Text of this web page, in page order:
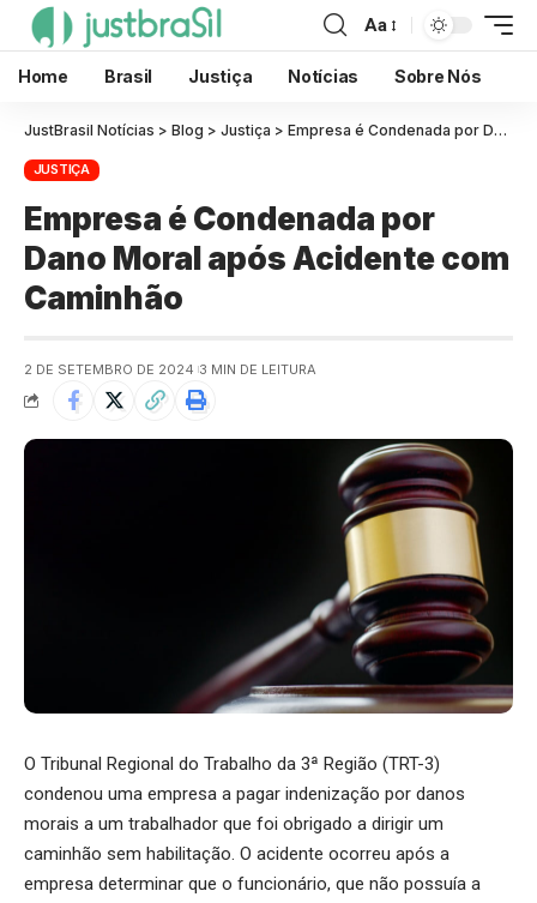
Aa
Home Brasil Justiça Notícias Sobre Nós
JustBrasil Notícias > Blog > Justiça > Empresa é Condenada por Dano Moral após Acidente com Caminhão
JUSTIÇA
Empresa é Condenada por
Dano Moral após Acidente com
Caminhão
2 DE SETEMBRO DE 2024 3 MIN DE LEITURA
O Tribunal Regional do Trabalho da 3ª Região (TRT-3)
condenou uma empresa a pagar indenização por danos
morais a um trabalhador que foi obrigado a dirigir um
caminhão sem habilitação. O acidente ocorreu após a
empresa determinar que o funcionário, que não possuía a